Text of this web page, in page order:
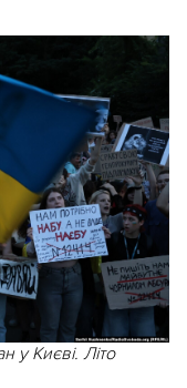
у Києві. Літо